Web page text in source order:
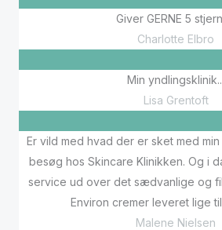
Giver GERNE 5
Charlotte Elbro
Min
Lisa Grentoft
Er vild med hvad der er sket med
besøg hos Skincare Klinikken. Og i
service ud over det sædvanlige og
Environ cremer leveret lige
Malene Nielsen